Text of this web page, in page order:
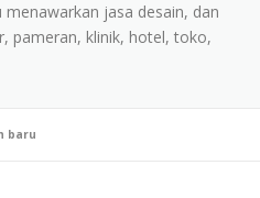
jasa desain, dan
pameran, klinik, hotel, toko,
baru